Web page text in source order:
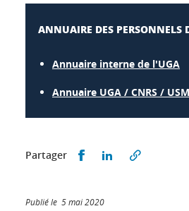
ANNUAIRE DES PERSONNELS
Annuaire interne de l'UGA
Annuaire UGA / CNRS /
Partager Partager surPartager sur
Publié le 5 mai 2020